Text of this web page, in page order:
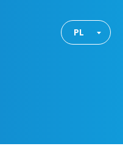
PL